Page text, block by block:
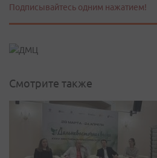
Подписывайтесь одним нажатием!
Смотрите также